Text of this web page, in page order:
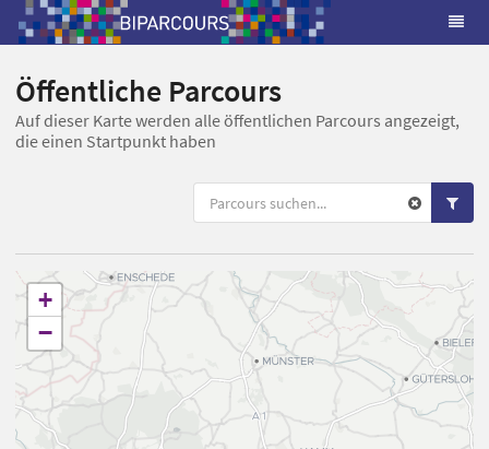
Öffentliche Parcours
Auf dieser Karte werden alle öffentlichen Parcours angezeigt,
die einen Startpunkt haben
+
−